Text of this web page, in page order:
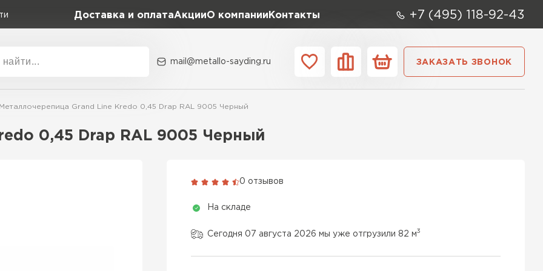
Доставка и оплатаАкцииО компании Контакты +7 (495) 118-92-43
Коллекция
Classic Grand Line
mail@metallo-sayding.ru ЗАКАЗАТЬ ЗВОНОК
Металлочерепица Grand Line Kredo 0,45 Drap RAL 9005 Черный
0,45 Drap RAL 9005 Черный
0 отзывов
На складе
Сегодня 07 августа 2026 мы уже отгрузили 82 м3